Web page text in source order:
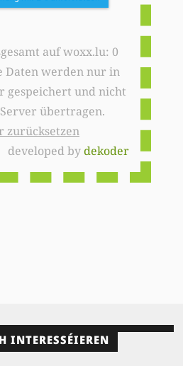
auf woxx.lu: 0
Daten werden nur in
gespeichert und nicht
übertragen.
zurücksetzen
developed bydekoder
INTERESSÉIEREN